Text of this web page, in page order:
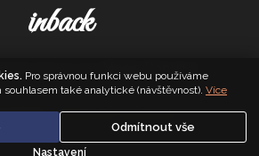
inback
Reserved, Media Populus
·Nastavení soukromí
Pro správnou funkci webu používáme
také analytické (návštěvnost). Více
Odmítnout vše
Nastavení